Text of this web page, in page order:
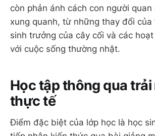
còn phản ánh cách con người
xung quanh, từ những thay đổi
sinh trưởng của cây cối và các
với cuộc sống thường nhật.
Học tập thông qua
thực tế
Điểm đặc biệt của lớp học là học